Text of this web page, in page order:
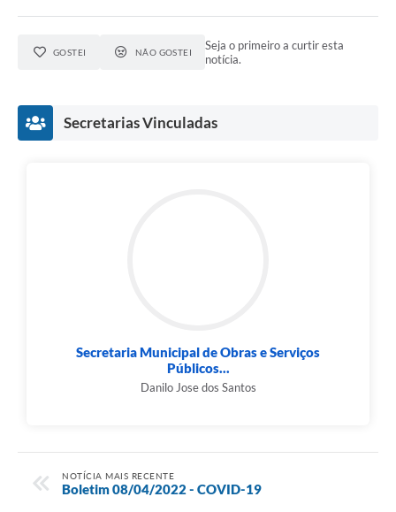
GOSTEI NÃO GOSTEI
Seja o primeiro a curtir esta
notícia.
Secretarias Vinculadas
Secretaria Municipal de Obras e Serviços
Públicos...
Danilo Jose dos Santos
NOTÍCIA MAIS RECENTE
Boletim 08/04/2022 - COVID-19